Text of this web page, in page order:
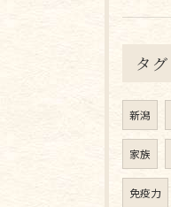
タグ
新潟
家族
免疫力